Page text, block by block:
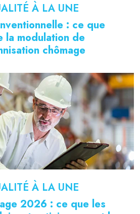
À LA UNE
: ce que
la modulation de
chômage
À LA UNE
2026 : ce que les